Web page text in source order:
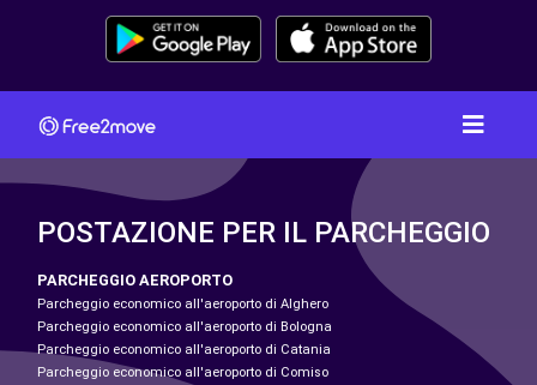
POSTAZIONE PER IL PARCHEGGIO
PARCHEGGIO AEROPORTO
Parcheggio economico all'aeroporto di Alghero
Parcheggio economico all'aeroporto di Bologna
Parcheggio economico all'aeroporto di Catania
Parcheggio economico all'aeroporto di Comiso